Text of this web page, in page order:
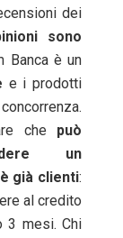
dei
sono
Banca è un
e i prodotti
che può
un
già clienti:
al credito
3 mesi. Chi